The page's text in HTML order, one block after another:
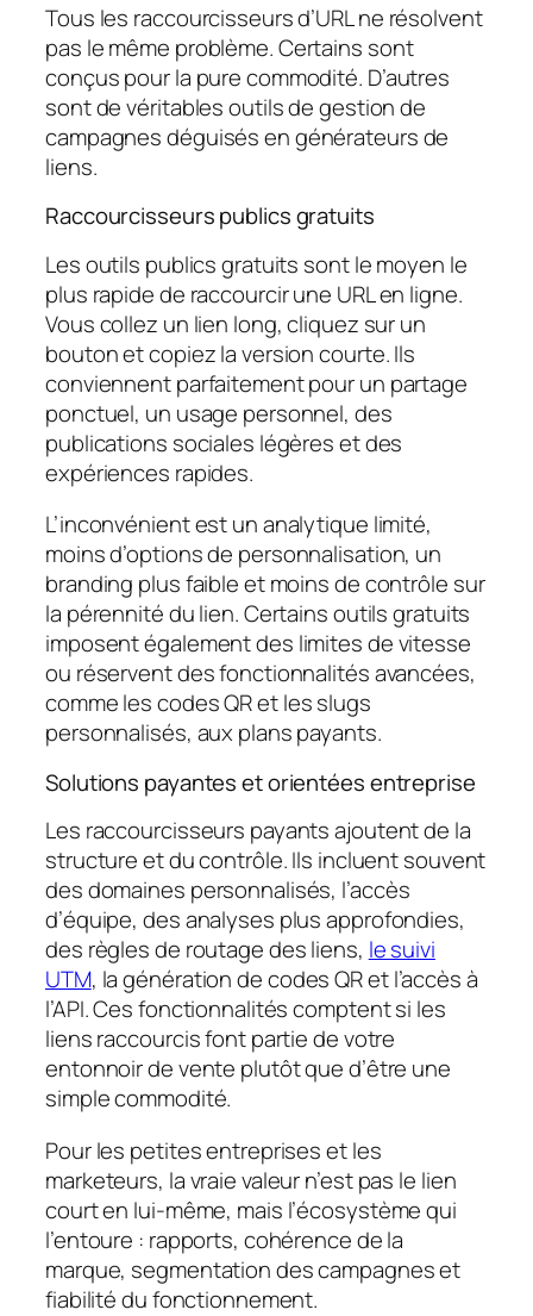
Tous les raccourcisseurs d’URL ne résolvent
pas le même problème. Certains sont
conçus pour la pure commodité. D’autres
sont de véritables outils de gestion de
campagnes déguisés en générateurs de
liens.
Raccourcisseurs publics gratuits
Les outils publics gratuits sont le moyen le
plus rapide de raccourcir une URL en ligne.
Vous collez un lien long, cliquez sur un
bouton et copiez la version courte. Ils
conviennent parfaitement pour un partage
ponctuel, un usage personnel, des
publications sociales légères et des
expériences rapides.
L’inconvénient est un analytique limité,
moins d’options de personnalisation, un
branding plus faible et moins de contrôle sur
la pérennité du lien. Certains outils gratuits
imposent également des limites de vitesse
ou réservent des fonctionnalités avancées,
comme les codes QR et les slugs
personnalisés, aux plans payants.
Solutions payantes et orientées entreprise
Les raccourcisseurs payants ajoutent de la
structure et du contrôle. Ils incluent souvent
des domaines personnalisés, l’accès
d’équipe, des analyses plus approfondies,
des règles de routage des liens, le suivi
UTM, la génération de codes QR et l’accès à
l’API. Ces fonctionnalités comptent si les
liens raccourcis font partie de votre
entonnoir de vente plutôt que d’être une
simple commodité.
Pour les petites entreprises et les
marketeurs, la vraie valeur n’est pas le lien
court en lui-même, mais l’écosystème qui
l’entoure : rapports, cohérence de la
marque, segmentation des campagnes et
fiabilité du fonctionnement.